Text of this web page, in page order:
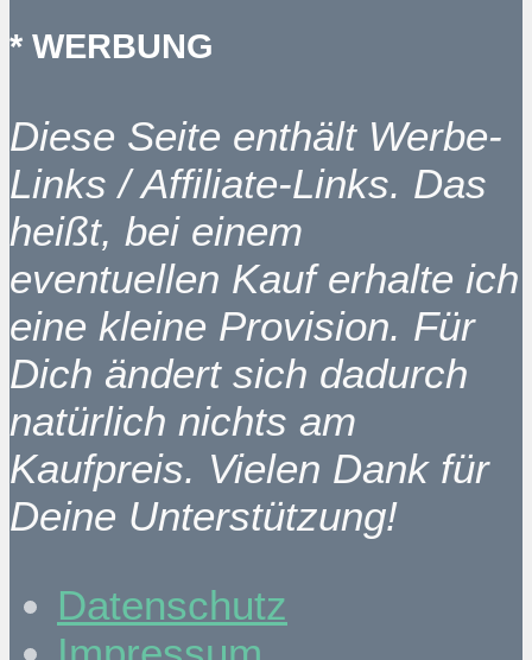
* WERBUNG
Diese Seite enthält Werbe-
Links / Affiliate-Links. Das
heißt, bei einem
eventuellen Kauf erhalte ich
eine kleine Provision. Für
Dich ändert sich dadurch
natürlich nichts am
Kaufpreis. Vielen Dank für
Deine Unterstützung!
Datenschutz